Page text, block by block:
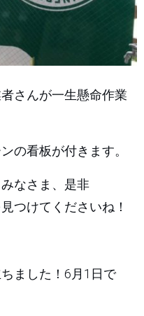
さんが一生懸命作業
の看板が付きます。
なさま、是非
つけてくださいね！
ました！6月1日で